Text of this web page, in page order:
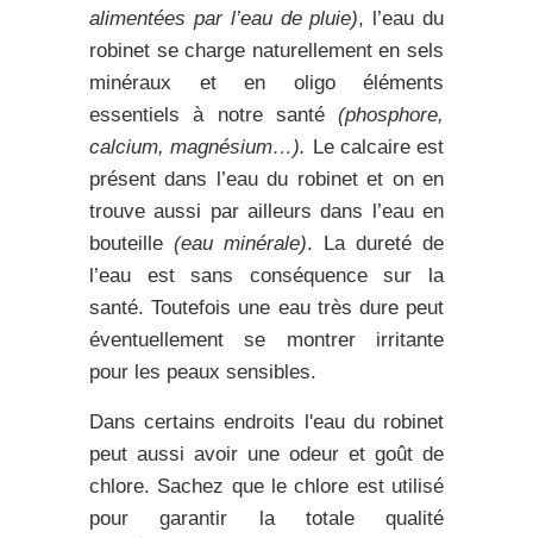
alimentées par l’eau de pluie), l’eau du
robinet se charge naturellement en sels
minéraux et en oligo éléments
essentiels à notre santé (phosphore,
calcium, magnésium…). Le calcaire est
présent dans l’eau du robinet et on en
trouve aussi par ailleurs dans l’eau en
bouteille (eau minérale). La dureté de
l’eau est sans conséquence sur la
santé. Toutefois une eau très dure peut
éventuellement se montrer irritante
pour les peaux sensibles.
Dans certains endroits l'eau du robinet
peut aussi avoir une odeur et goût de
chlore. Sachez que le chlore est utilisé
pour garantir la totale qualité